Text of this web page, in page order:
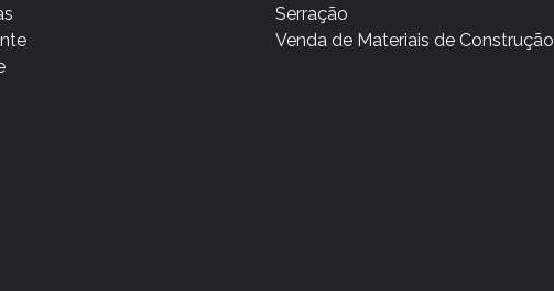
Serração
Venda de Materiais de Construção